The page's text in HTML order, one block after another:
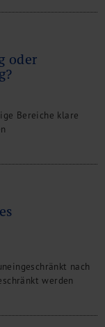
oder
Bereiche klare
nach
werden